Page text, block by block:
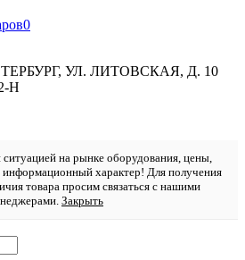
0
УЛ. ЛИТОВСКАЯ, Д. 10
Н
на рынке оборудования, цены,
информационный характер! Для получения
товара просим связаться с нашими
Закрыть